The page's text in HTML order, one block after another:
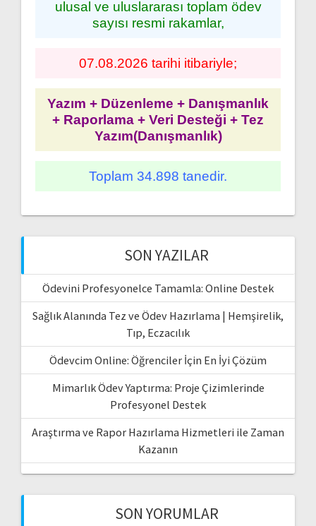
ulusal ve uluslararası toplam ödev
sayısı resmi rakamlar,
07.08.2026 tarihi itibariyle;
Yazım + Düzenleme + Danışmanlık
+ Raporlama + Veri Desteği + Tez
Yazım(Danışmanlık)
Toplam 34.898 tanedir.
SON YAZILAR
Ödevini Profesyonelce Tamamla: Online Destek
Sağlık Alanında Tez ve Ödev Hazırlama | Hemşirelik,
Tıp, Eczacılık
Ödevcim Online: Öğrenciler İçin En İyi Çözüm
Mimarlık Ödev Yaptırma: Proje Çizimlerinde
Profesyonel Destek
Araştırma ve Rapor Hazırlama Hizmetleri ile Zaman
Kazanın
SON YORUMLAR